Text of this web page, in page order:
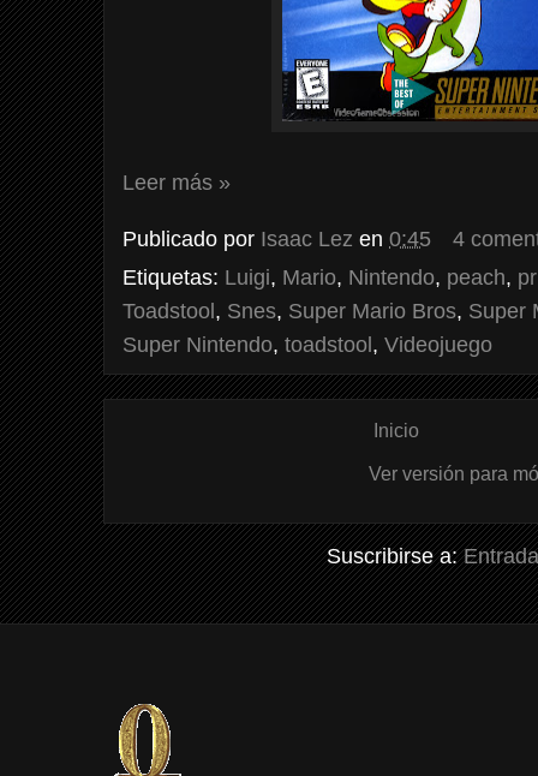
Leer más »
Publicado por Isaac Lez en 0:45
4
Etiquetas: Luigi, Mario, Nintendo, peach,
Toadstool, Snes, Super Mario Bros, Super
Super Nintendo, toadstool, Videojuego
Inicio
Ver versión para
Suscribirse a: